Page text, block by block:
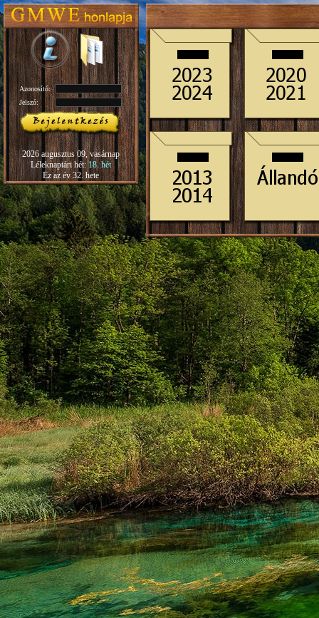
Azonosító:
Jelszó:
2026 augusztus 09, vasárnap
Léleknaptári hét:18. hét
Ez az év 32. hete